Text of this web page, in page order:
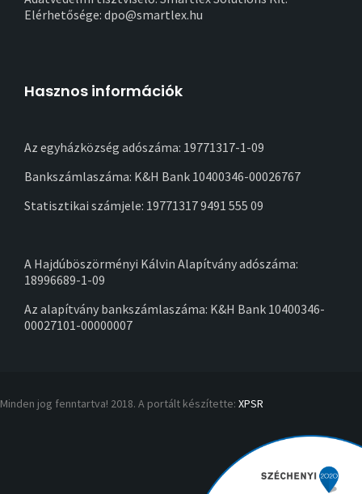
Elérhetősége: dpo@smartlex.hu
Hasznos információk
Az egyházközség adószáma: 19771317-1-09
Bankszámlaszáma: K&H Bank 10400346-00026767
Statisztikai számjele: 19771317 9491 555 09
A Hajdúböszörményi Kálvin Alapítvány adószáma:
18996689-1-09
Az alapítvány bankszámlaszáma: K&H Bank 10400346-
00027101-00000007
Minden jog fenntartva! 2018. A portált készítette: XPSR